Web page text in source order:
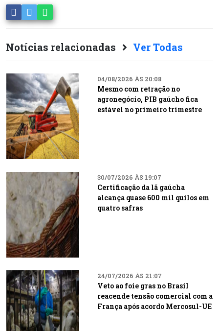
Notícias relacionadas Ver Todas
04/08/2026 ÀS 20:08
Mesmo com retração no
agronegócio, PIB gaúcho fica
estável no primeiro trimestre
30/07/2026 ÀS 19:07
Certificação da lã gaúcha
alcança quase 600 mil quilos em
quatro safras
24/07/2026 ÀS 21:07
Veto ao foie gras no Brasil
reacende tensão comercial com a
França após acordo Mercosul-UE